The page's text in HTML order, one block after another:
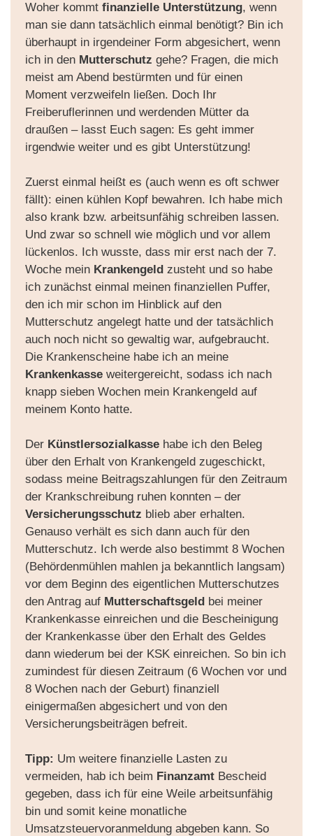
Woher kommtfinanzielle Unterstützung, wenn
man sie dann tatsächlich einmal benötigt? Bin ich
überhaupt in irgendeiner Form abgesichert, wenn
ich in den Mutterschutz gehe? Fragen, die mich
meist am Abend bestürmten und für einen
Moment verzweifeln ließen. Doch Ihr
Freiberuflerinnen und werdenden Mütter da
draußen – lasst Euch sagen: Es geht immer
irgendwie weiter und es gibt Unterstützung!
Zuerst einmal heißt es (auch wenn es oft schwer
fällt): einen kühlen Kopf bewahren. Ich habe mich
also krank bzw. arbeitsunfähig schreiben lassen.
Und zwar so schnell wie möglich und vor allem
lückenlos. Ich wusste, dass mir erst nach der 7.
Woche mein Krankengeld zusteht und so habe
ich zunächst einmal meinen finanziellen Puffer,
den ich mir schon im Hinblick auf den
Mutterschutz angelegt hatte und der tatsächlich
auch noch nicht so gewaltig war, aufgebraucht.
Die Krankenscheine habe ich an meine
Krankenkasse weitergereicht, sodass ich nach
knapp sieben Wochen mein Krankengeld auf
meinem Konto hatte.
Der Künstlersozialkasse habe ich den Beleg
über den Erhalt von Krankengeld zugeschickt,
sodass meine Beitragszahlungen für den Zeitraum
der Krankschreibung ruhen konnten – der
Versicherungsschutz blieb aber erhalten.
Genauso verhält es sich dann auch für den
Mutterschutz. Ich werde also bestimmt 8 Wochen
(Behördenmühlen mahlen ja bekanntlich langsam)
vor dem Beginn des eigentlichen Mutterschutzes
den Antrag auf Mutterschaftsgeld bei meiner
Krankenkasse einreichen und die Bescheinigung
der Krankenkasse über den Erhalt des Geldes
dann wiederum bei der KSK einreichen. So bin ich
zumindest für diesen Zeitraum (6 Wochen vor und
8 Wochen nach der Geburt) finanziell
einigermaßen abgesichert und von den
Versicherungsbeiträgen befreit.
Tipp: Um weitere finanzielle Lasten zu
vermeiden, hab ich beim Finanzamt Bescheid
gegeben, dass ich für eine Weile arbeitsunfähig
bin und somit keine monatliche
Umsatzsteuervoranmeldung abgeben kann. So